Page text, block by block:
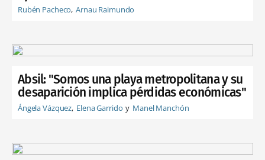
Rubén Pacheco Arnau Raimundo
Absil: "Somos una playa metropolitana y su
desaparición implica pérdidas económicas"
Ángela Vázquez Elena Garrido Manel Manchón